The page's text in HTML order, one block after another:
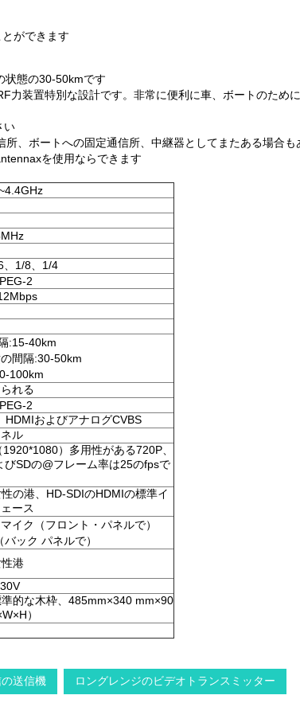
ができます
状態の30-50kmです
装置特別な設計です。非常に便利に車、ボートのため
い
、ボートへの固定通信所、中継器としてまたある場合
を使用ならできます
、1/8、1/4
2
:15-40km
間隔:30-50km
100km
れる
2
HDMIおよびアナログCVBS
ル
）多用性がある720P、
びSDの@フレーム率は25のfpsで
の港、HD-SDIのHDMIの標準イ
ース
イク（フロント・パネルで）
バック パネルで）
港
的な木枠、485mm×340 mm×90
）
送信機 ロングレンジのビデオトランスミッター